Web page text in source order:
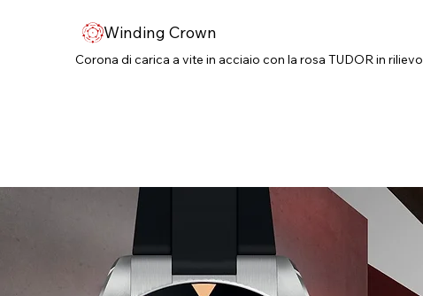
Winding Crown
Corona di carica a vite in acciaio con la rosa TUDOR in rilievo